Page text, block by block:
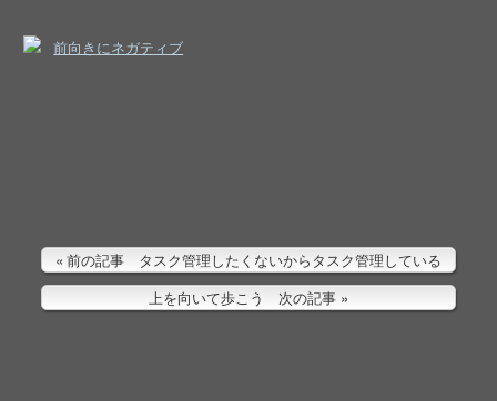
前向きにネガティブ
前の記事 タスク管理したくないからタスク管理している
上を向いて歩こう 次の記事